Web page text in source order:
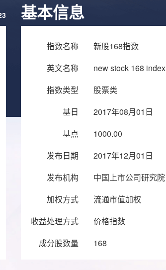
基本信息
指数名称
新股168指数
英文名称
new stock 168 index
指数类型
股票类
基日
2017年08月01日
基点
1000.00
发布日期
2017年12月01日
发布机构
中国上市公司研究院
加权方式
流通市值加权
收益处理方式
价格指数
成分股数量
168